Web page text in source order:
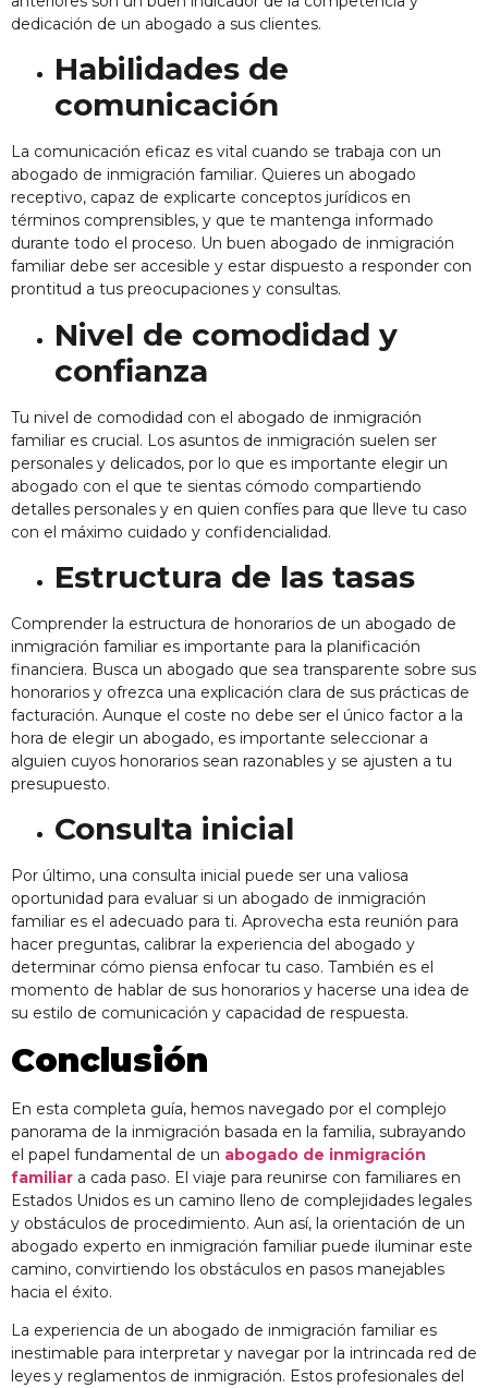
dedicación de un abogado a sus clientes.
Habilidades de
comunicación
La comunicación eficaz es vital cuando se trabaja con un
abogado de inmigración familiar. Quieres un abogado
receptivo, capaz de explicarte conceptos jurídicos en
términos comprensibles, y que te mantenga informado
durante todo el proceso. Un buen abogado de inmigración
familiar debe ser accesible y estar dispuesto a responder con
prontitud a tus preocupaciones y consultas.
Nivel de comodidad y
confianza
Tu nivel de comodidad con el abogado de inmigración
familiar es crucial. Los asuntos de inmigración suelen ser
personales y delicados, por lo que es importante elegir un
abogado con el que te sientas cómodo compartiendo
detalles personales y en quien confíes para que lleve tu caso
con el máximo cuidado y confidencialidad.
Estructura de las tasas
Comprender la estructura de honorarios de un abogado de
inmigración familiar es importante para la planificación
financiera. Busca un abogado que sea transparente sobre sus
honorarios y ofrezca una explicación clara de sus prácticas de
facturación. Aunque el coste no debe ser el único factor a la
hora de elegir un abogado, es importante seleccionar a
alguien cuyos honorarios sean razonables y se ajusten a tu
presupuesto.
Consulta inicial
Por último, una consulta inicial puede ser una valiosa
oportunidad para evaluar si un abogado de inmigración
familiar es el adecuado para ti. Aprovecha esta reunión para
hacer preguntas, calibrar la experiencia del abogado y
determinar cómo piensa enfocar tu caso. También es el
momento de hablar de sus honorarios y hacerse una idea de
su estilo de comunicación y capacidad de respuesta.
Conclusión
En esta completa guía, hemos navegado por el complejo
panorama de la inmigración basada en la familia, subrayando
el papel fundamental de un abogado de inmigración
familiar a cada paso. El viaje para reunirse con familiares en
Estados Unidos es un camino lleno de complejidades legales
y obstáculos de procedimiento. Aun así, la orientación de un
abogado experto en inmigración familiar puede iluminar este
camino, convirtiendo los obstáculos en pasos manejables
hacia el éxito.
La experiencia de un abogado de inmigración familiar es
inestimable para interpretar y navegar por la intrincada red de
leyes y reglamentos de inmigración. Estos profesionales del